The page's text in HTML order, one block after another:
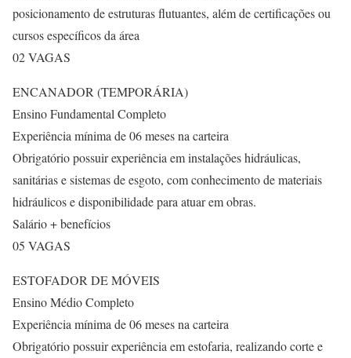
posicionamento de estruturas flutuantes, além de certificações ou
cursos específicos da área
02 VAGAS
ENCANADOR (TEMPORÁRIA)
Ensino Fundamental Completo
Experiência mínima de 06 meses na carteira
Obrigatório possuir experiência em instalações hidráulicas,
sanitárias e sistemas de esgoto, com conhecimento de materiais
hidráulicos e disponibilidade para atuar em obras.
Salário + benefícios
05 VAGAS
ESTOFADOR DE MÓVEIS
Ensino Médio Completo
Experiência mínima de 06 meses na carteira
Obrigatório possuir experiência em estofaria, realizando corte e